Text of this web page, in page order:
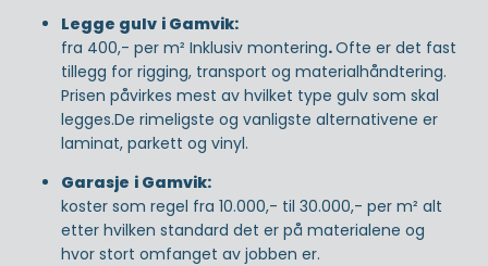
Legge gulv i Gamvik:
fra 400,- per m² Inklusiv montering.Ofte er det fast
tillegg for rigging, transport og materialhåndtering.
Prisen påvirkes mest av hvilket type gulv som skal
legges.De rimeligste og vanligste alternativene er
laminat, parkett og vinyl.
Garasje i Gamvik:
koster som regel fra 10.000,- til 30.000,- per m² alt
etter hvilken standard det er på materialene og
hvor stort omfanget av jobben er.